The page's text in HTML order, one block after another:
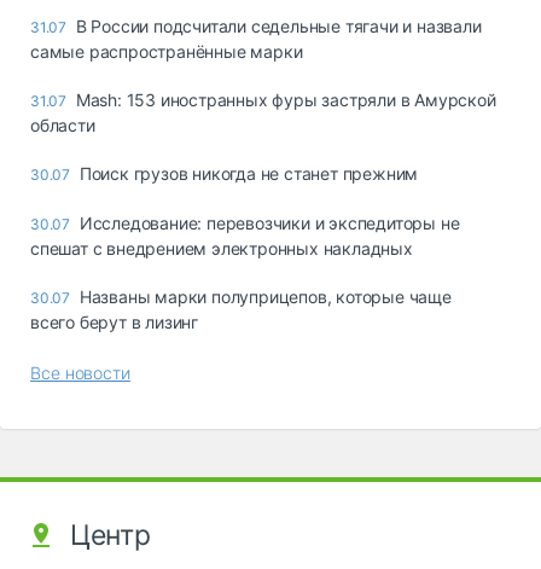
31.07
В России подсчитали седельные тягачи и назвали
самые распространённые марки
31.07
Mash: 153 иностранных фуры застряли в Амурской
области
30.07 Поиск грузов никогда не станет прежним
30.07
Исследование: перевозчики и экспедиторы не
спешат с внедрением электронных накладных
30.07
Названы марки полуприцепов, которые чаще
всего берут в лизинг
Все новости
Центр